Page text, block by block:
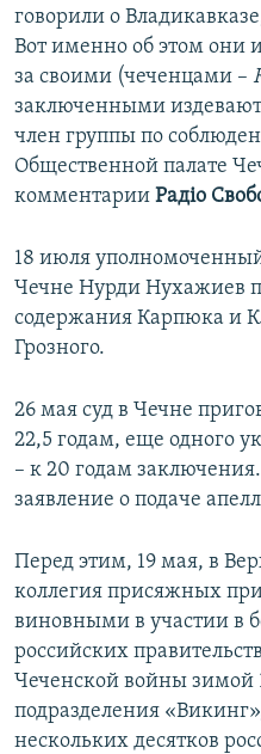
говорили о
Вот именно об этом они
за своими (чеченцами –
заключенными
член группы по
Общественной палате
комментарии Радіо
18 июля
Чечне Нурди Нухажиев
содержания Карпюка и
Грозного.
26 мая суд в Чечне
22,5 годам, еще одного
– к 20 годам
заявление о подаче
Перед этим, 19 мая, в
коллегия присяжных
виновными в участии в
российских
Чеченской войны зимой
подразделения
нескольких десятков